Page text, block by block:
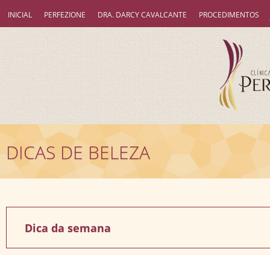
INICIAL PERFEZIONE DRA. DARCY CAVALCANTE PROCEDIMENTOS
DICAS DE BELEZA
Dica da semana